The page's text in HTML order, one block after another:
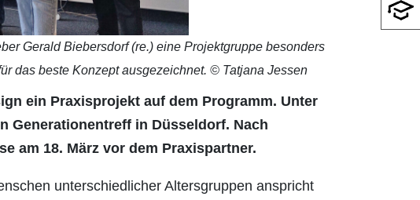
Gerald Biebersdorf (re.) eine Projektgruppe besonders
das beste Konzept ausgezeichnet. © Tatjana Jessen
ein Praxisprojekt auf dem Programm. Unter
Generationentreff in Düsseldorf. Nach
am 18. März vor dem Praxispartner.
unterschiedlicher Altersgruppen anspricht